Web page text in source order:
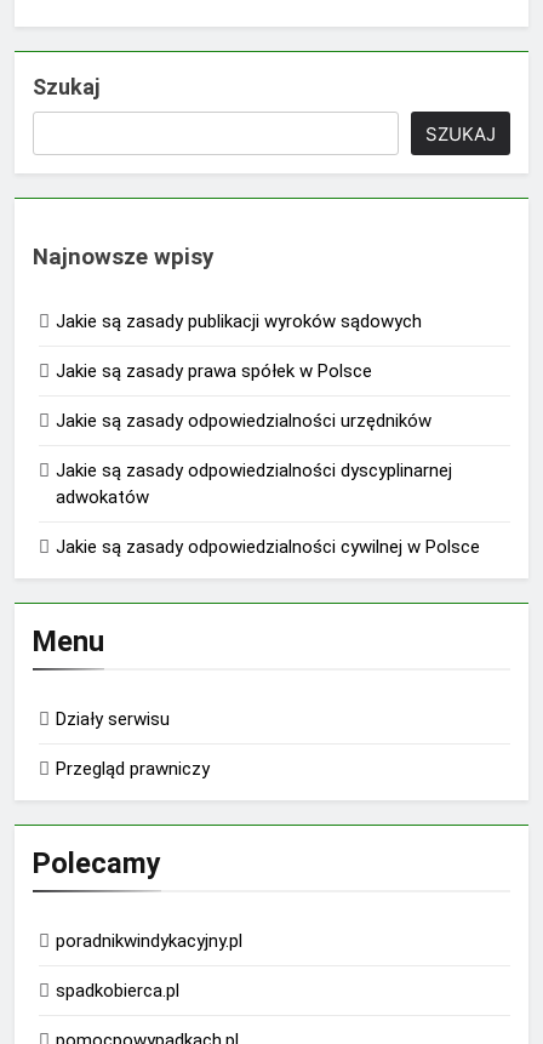
Szukaj
SZUKAJ
Najnowsze wpisy
Jakie są zasady publikacji wyroków sądowych
Jakie są zasady prawa spółek w Polsce
Jakie są zasady odpowiedzialności urzędników
Jakie są zasady odpowiedzialności dyscyplinarnej
adwokatów
Jakie są zasady odpowiedzialności cywilnej w Polsce
Menu
Działy serwisu
Przegląd prawniczy
Polecamy
poradnikwindykacyjny.pl
spadkobierca.pl